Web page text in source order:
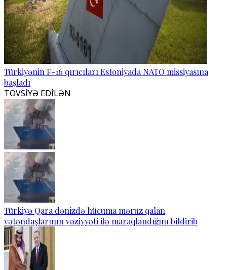
Türkiyənin F-16 qırıcıları Estoniyada NATO missiyasına
başladı
TÖVSİYƏ EDİLƏN
Türkiyə Qara dənizdə hücuma məruz qalan
vətəndaşlarının vəziyyəti ilə maraqlandığını bildirib